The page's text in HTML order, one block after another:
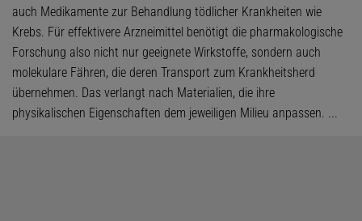
auch Medikamente zur Behandlung tödlicher Krankheiten wie
Krebs. Für effektivere Arzneimittel benötigt die pharmakologische
Forschung also nicht nur geeignete Wirkstoffe, sondern auch
molekulare Fähren, die deren Transport zum Krankheitsherd
übernehmen. Das verlangt nach Materialien, die ihre
physikalischen Eigenschaften dem jeweiligen Milieu anpassen. ...